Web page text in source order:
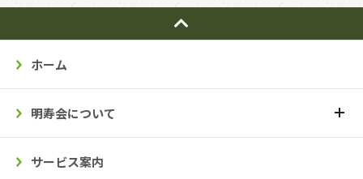
ホーム
明寿会について
サービス案内